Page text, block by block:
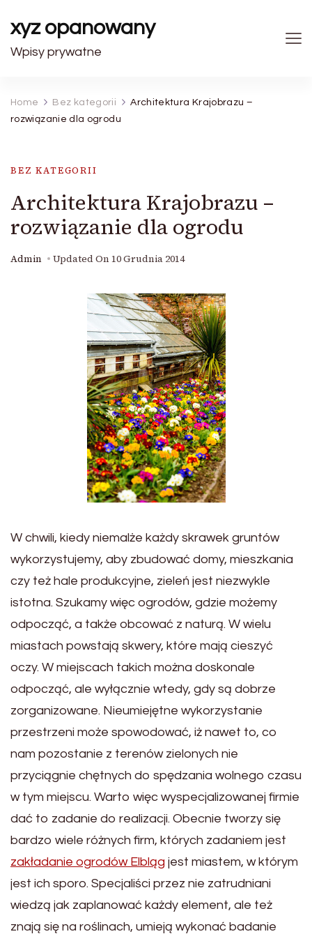
xyz opanowany
Wpisy prywatne
Home Bez kategorii
Architektura Krajobrazu –
rozwiązanie dla ogrodu
BEZ KATEGORII
Architektura Krajobrazu –
rozwiązanie dla ogrodu
Admin Updated On 10 Grudnia 2014
W chwili, kiedy niemalże każdy skrawek gruntów
wykorzystujemy, aby zbudować domy, mieszkania
czy też hale produkcyjne, zieleń jest niezwykle
istotna. Szukamy więc ogrodów, gdzie możemy
odpocząć, a także obcować z naturą. W wielu
miastach powstają skwery, które mają cieszyć
oczy. W miejscach takich można doskonale
odpocząć, ale wyłącznie wtedy, gdy są dobrze
zorganizowane. Nieumiejętne wykorzystanie
przestrzeni może spowodować, iż nawet to, co
nam pozostanie z terenów zielonych nie
przyciągnie chętnych do spędzania wolnego czasu
w tym miejscu. Warto więc wyspecjalizowanej firmie
dać to zadanie do realizacji. Obecnie tworzy się
bardzo wiele różnych firm, których zadaniem jest
zakładanie ogrodów Elbląg jest miastem, w którym
jest ich sporo. Specjaliści przez nie zatrudniani
wiedzą jak zaplanować każdy element, ale też
znają się na roślinach, umieją wykonać badanie